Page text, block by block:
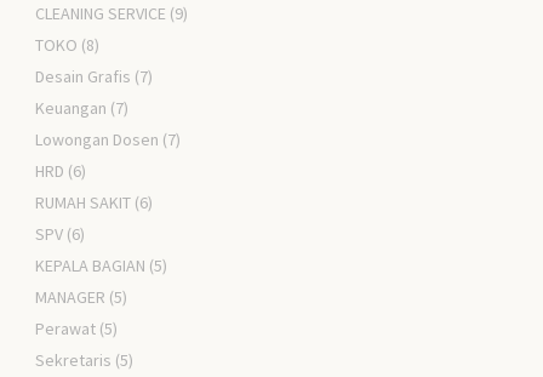
CLEANING SERVICE (9)
TOKO (8)
Desain Grafis (7)
Keuangan (7)
Lowongan Dosen (7)
HRD (6)
RUMAH SAKIT (6)
SPV (6)
KEPALA BAGIAN (5)
MANAGER (5)
Perawat (5)
Sekretaris (5)